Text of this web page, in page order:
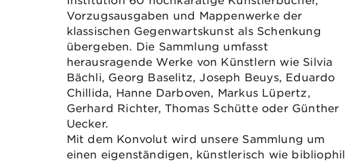
Vorzugsausgaben und Mappenwerke der
klassischen Gegenwartskunst als Schenkung
übergeben. Die Sammlung umfasst
herausragende Werke von Künstlern wie Silvia
Bächli, Georg Baselitz, Joseph Beuys, Eduardo
Chillida, Hanne Darboven, Markus Lüpertz,
Gerhard Richter, Thomas Schütte oder Günther
Uecker.
Mit dem Konvolut wird unsere Sammlung um
einen eigenständigen, künstlerisch wie bibliophil